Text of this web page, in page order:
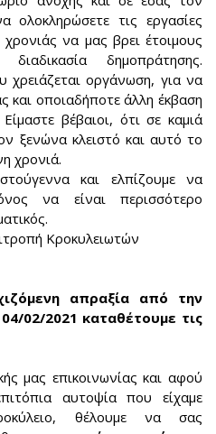
ολοκληρώσετε τις εργασίες
να μας βρει έτοιμους
δημοπράτησης.
χρειάζεται οργάνωση, για να
και οποιαδήποτε άλλη έκβαση
βέβαιοι, ότι σε καμιά
ξενώνα κλειστό και αυτό το
χρονιά.
και ελπίζουμε να
να είναι περισσότερο
Κροκυλειωτών
απραξία από την
02/2021 καταθέτουμε τις
μας επικοινωνίας και αφού
αυτοψία που είχαμε
θέλουμε να σας